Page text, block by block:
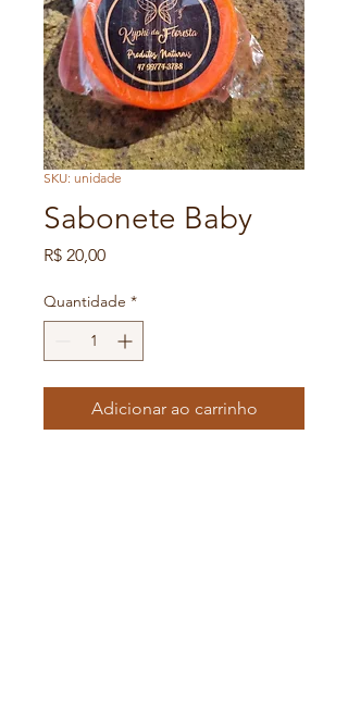
SKU: unidade
Sabonete Baby
R$ 20,00Preço
Quantidade *
Adicionar ao carrinho